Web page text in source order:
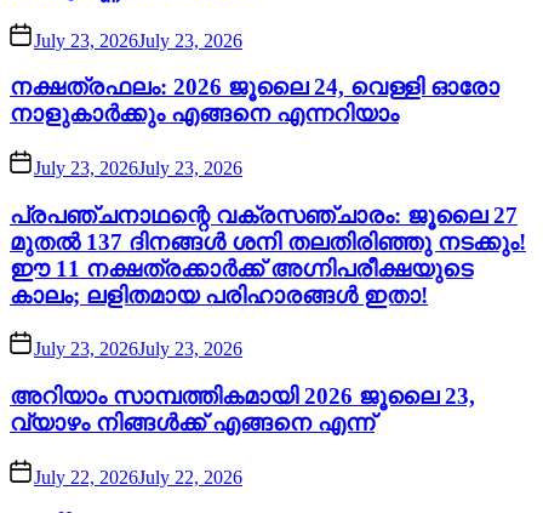
July 23, 2026July 23, 2026
നക്ഷത്രഫലം: 2026 ജൂലൈ 24, വെള്ളി ഓരോ
നാളുകാർക്കും എങ്ങനെ എന്നറിയാം
July 23, 2026July 23, 2026
പ്രപഞ്ചനാഥന്റെ വക്രസഞ്ചാരം: ജൂലൈ 27
മുതൽ 137 ദിനങ്ങൾ ശനി തലതിരിഞ്ഞു നടക്കും!
ഈ 11 നക്ഷത്രക്കാർക്ക് അഗ്നിപരീക്ഷയുടെ
കാലം; ലളിതമായ പരിഹാരങ്ങൾ ഇതാ!
July 23, 2026July 23, 2026
അറിയാം സാമ്പത്തികമായി 2026 ജൂലൈ 23,
വ്യാഴം നിങ്ങൾക്ക് എങ്ങനെ എന്ന്
July 22, 2026July 22, 2026